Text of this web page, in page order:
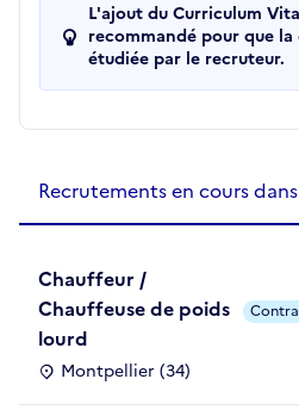
L'ajout du Curriculum
recommandé pour que
étudiée par le recruteur.
Recrutements en cours
Chauffeur /
Chauffeuse de poids
lourd
Montpellier (34)